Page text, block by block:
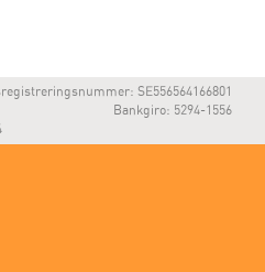
SE556564166801
Bankgiro: 5294-1556